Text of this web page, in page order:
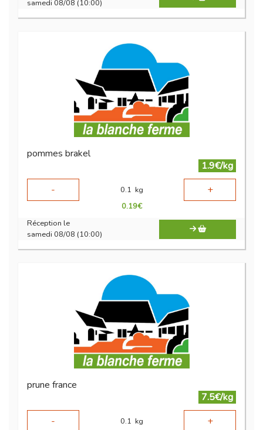
samedi 08/08 (10:00)
pommes brakel
1.9€/kg
-
0.1 kg +
0.19€
Réception le
samedi 08/08 (10:00)
prune france
7.5€/kg
-
0.1 kg +